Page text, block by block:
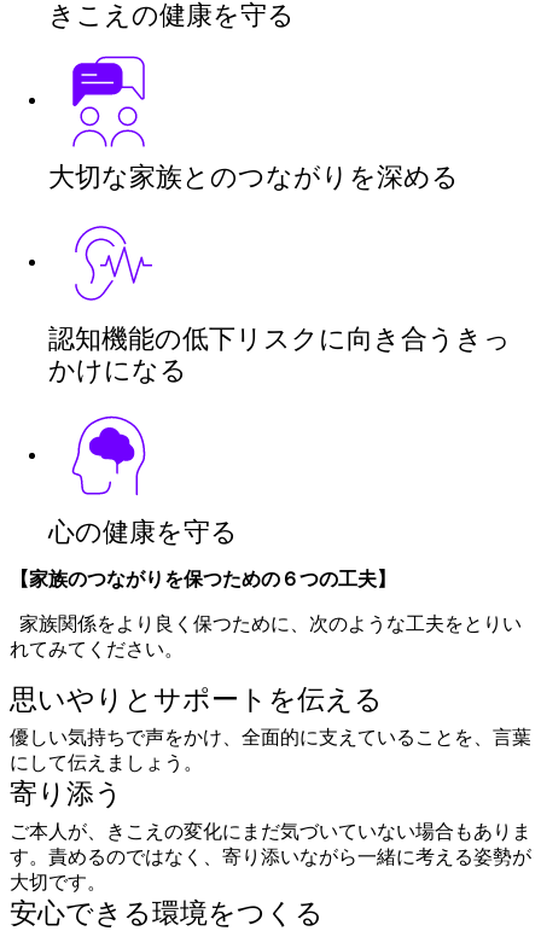
きこえの健康を守る
大切な家族とのつながりを深める
認知機能の低下リスクに向き合うきっ
かけになる
心の健康を守る
【家族のつながりを保つための６つの工夫】
家族関係をより良く保つために、次のような工夫をとりい
れてみてください。
思いやりとサポートを伝える
優しい気持ちで声をかけ、全面的に支えていることを、言葉
にして伝えましょう。
寄り添う
ご本人が、きこえの変化にまだ気づいていない場合もありま
す。責めるのではなく、寄り添いながら一緒に考える姿勢が
大切です。
安心できる環境をつくる